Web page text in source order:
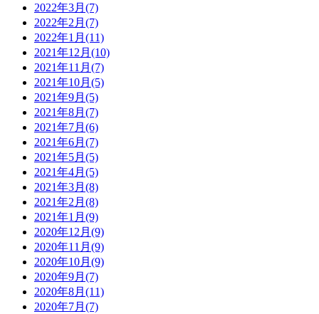
2022年3月(7)
2022年2月(7)
2022年1月(11)
2021年12月(10)
2021年11月(7)
2021年10月(5)
2021年9月(5)
2021年8月(7)
2021年7月(6)
2021年6月(7)
2021年5月(5)
2021年4月(5)
2021年3月(8)
2021年2月(8)
2021年1月(9)
2020年12月(9)
2020年11月(9)
2020年10月(9)
2020年9月(7)
2020年8月(11)
2020年7月(7)